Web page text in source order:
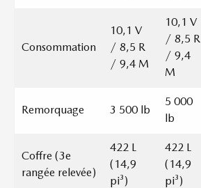
Consommation
10,1 V
/ 8,5 R
/ 9,4 M
10,1 V
/ 8,5 R
/ 9,4
M
Remorquage 3 500 lb
5 000
lb
Coffre (3e
rangée relevée)
422 L
(14,9
pi³)
422 L
(14,9
pi³)